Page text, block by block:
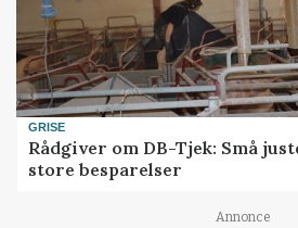
GRISE
Rådgiver om DB-Tjek: Små
store besparelser
Annonce